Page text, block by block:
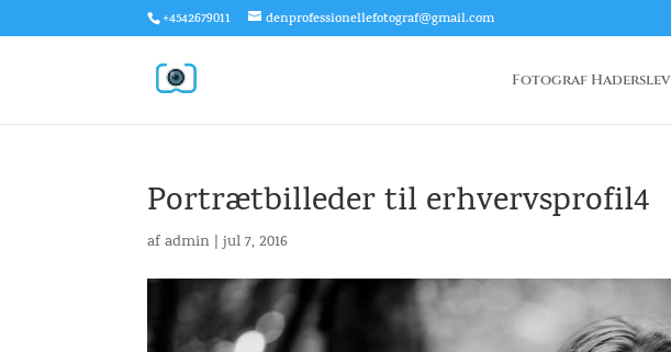
+4542679011 denprofessionellefotograf@gmail.com
Fotograf Haderslev
Portrætbilleder til erhvervsprofil4
afadmin |jul 7, 2016